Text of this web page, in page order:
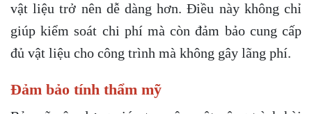
vật liệu trở nên dễ dàng hơn. Điều này không chỉ
giúp kiểm soát chi phí mà còn đảm bảo cung cấp
đủ vật liệu cho công trình mà không gây lãng phí.
Đảm bảo tính thẩm mỹ